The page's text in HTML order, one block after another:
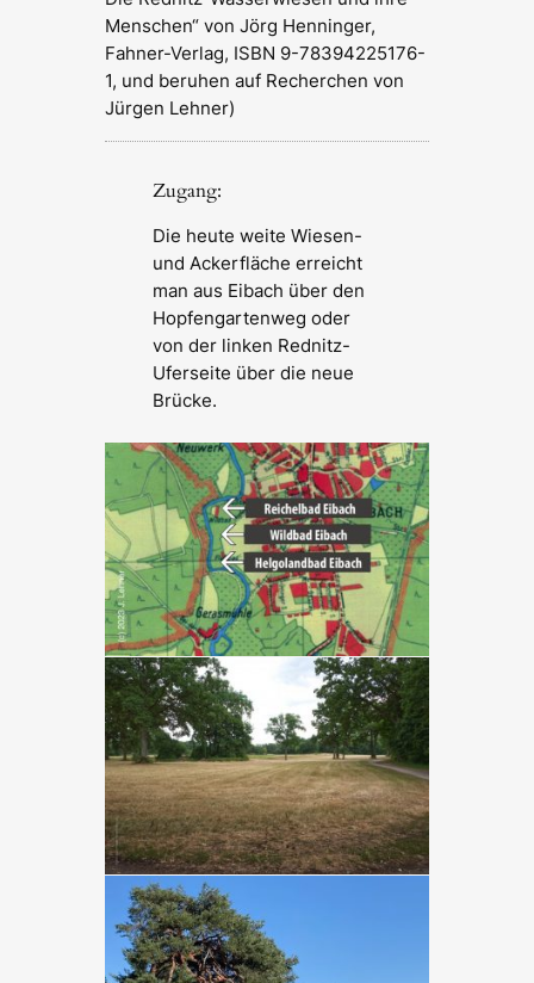
Menschen“ von Jörg Henninger,
Fahner-Verlag, ISBN 9-78394225176-
1, und beruhen auf Recherchen von
Jürgen Lehner)
Zugang:
Die heute weite Wiesen-
und Ackerfläche erreicht
man aus Eibach über den
Hopfengartenweg oder
von der linken Rednitz-
Uferseite über die neue
Brücke.